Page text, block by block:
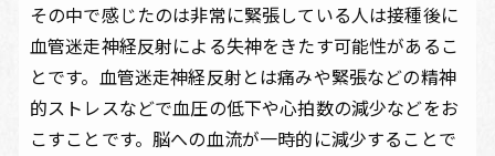
その中で感じたのは非常に緊張している人は接種後に
血管迷走神経反射による失神をきたす可能性があるこ
とです。血管迷走神経反射とは痛みや緊張などの精神
的ストレスなどで血圧の低下や心拍数の減少などをお
こすことです。脳への血流が一時的に減少することで